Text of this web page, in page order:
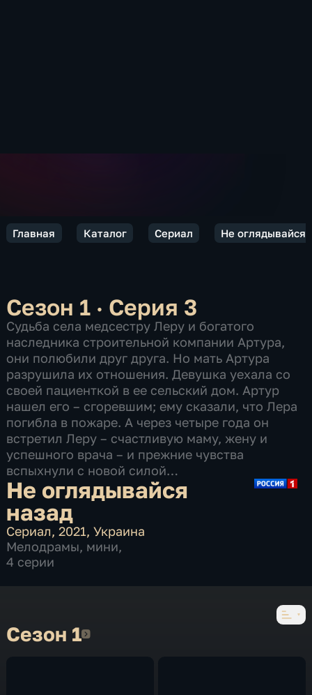
Главная Каталог Сериал Не оглядывайся
Сезон 1 · Серия 3
Судьба села медсестру Леру и богатого
наследника строительной компании Артура,
они полюбили друг друга. Но мать Артура
разрушила их отношения. Девушка уехала со
своей пациенткой в ее сельский дом. Артур
нашел его – сгоревшим; ему сказали, что Лера
погибла в пожаре. А через четыре года он
встретил Леру – счастливую маму, жену и
успешного врача – и прежние чувства
вспыхнули с новой силой…
Не оглядывайся
назад
Сериал,2021,Украина
Мелодрамы, мини,
4 серии
Сезон 1Сезон 1